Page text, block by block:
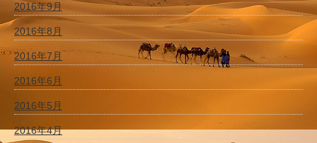
2016年9月
2016年8月
2016年7月
2016年6月
2016年5月
2016年4月